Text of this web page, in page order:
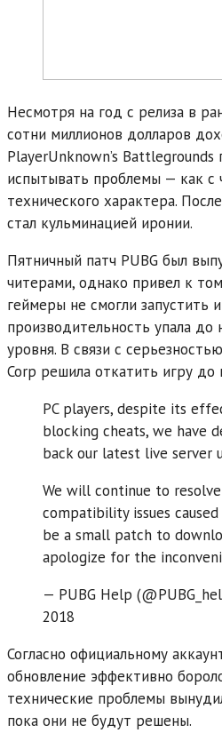
Несмотря на год с релиза в
сотни миллионов долларов
PlayerUnknown’s Battlegrounds
испытывать проблемы — как с
технического характера.
стал кульминацией иронии.
Пятничный патч PUBG был
читерами, однако привел к
геймеры не смогли запустить
производительность упала до
уровня. В связи с
Corp решила откатить игру до
PC players, despite its
blocking cheats, we have
back our latest live server
We will continue to
compatibility issues
be a small patch to
apologize for the
— PUBG Help
2018
Согласно официальному
обновление эффективно
технические проблемы
пока они не будут решены.